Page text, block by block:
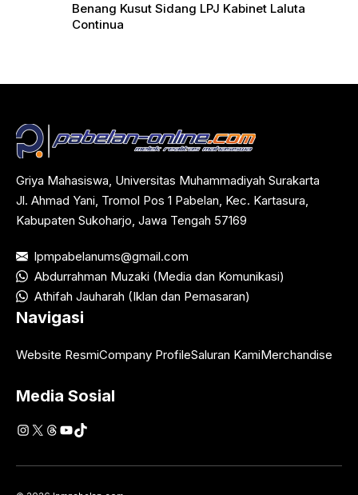
Benang Kusut Sidang LPJ Kabinet Laluta
Continua
Griya Mahasiswa, Universitas Muhammadiyah Surakarta
Jl. Ahmad Yani, Tromol Pos 1 Pabelan, Kec. Kartasura,
Kabupaten Sukoharjo, Jawa Tengah 57169
lpmpabelanums@gmail.com
Abdurrahman Muzaki (Media dan Komunikasi)
Athifah Jauharah (Iklan dan Pemasaran)
Navigasi
Website ResmiCompany ProfileSaluran KamiMerchandise
Media Sosial
Instagram
X Threads
YouTube
TikTok